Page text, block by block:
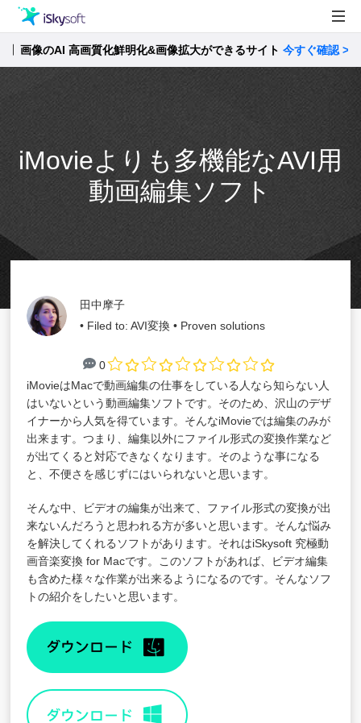
製品
Utility
製品活用事例
ストア
サポート
像のAI 高画質化鮮明化&画像拡大ができるサイト今すぐ確認 >>
iMovieよりも多機能なAVI用
動画編集ソフト
田中摩子
• Filed to:AVI変換 • Proven solutions
0
iMovieはMacで動画編集の仕事をしている人なら知らない人
はいないという動画編集ソフトです。そのため、沢山のデザ
イナーから人気を得ています。そんなiMovieでは編集のみが
出来ます。つまり、編集以外にファイル形式の変換作業など
が出てくると対応できなくなります。そのような事になる
と、不便さを感じずにはいられないと思います。
そんな中、ビデオの編集が出来て、ファイル形式の変換が出
来ないんだろうと思われる方が多いと思います。そんな悩み
を解決してくれるソフトがあります。それはiSkysoft 究極動
画音楽変換 for Macです。このソフトがあれば、ビデオ編集
も含めた様々な作業が出来るようになるのです。そんなソフ
トの紹介をしたいと思います。